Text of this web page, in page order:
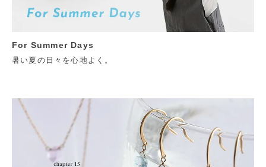
For Summer Days
暑い夏の日々を心地よく。